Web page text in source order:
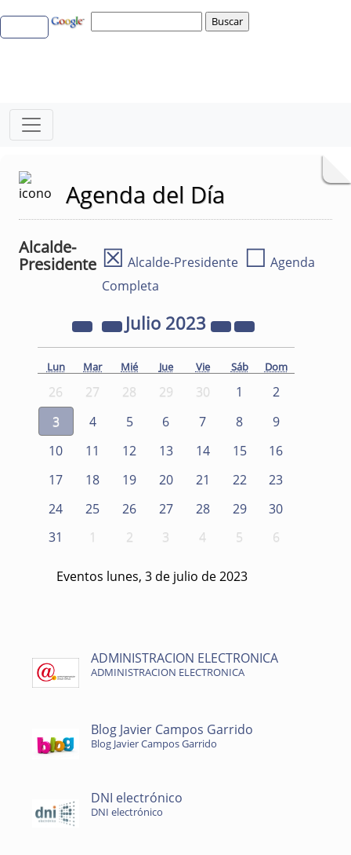
Agenda del Día
Alcalde-
Presidente ☒ Alcalde-Presidente ☐ Agenda
Completa
Julio 2023
Lun Mar Mié Jue Vie Sáb Dom
26 27 28 29 30 1
2
3
4 5 6 7 8
9
10
11 12 13 14 15
16
17
18 19 20 21 22
23
24
25 26 27 28 29
30
31
1 2 3 4 5 6
Eventos lunes, 3 de julio de 2023
ADMINISTRACION ELECTRONICA
ADMINISTRACION ELECTRONICA
Blog Javier Campos Garrido
Blog Javier Campos Garrido
DNI electrónico
DNI electrónico